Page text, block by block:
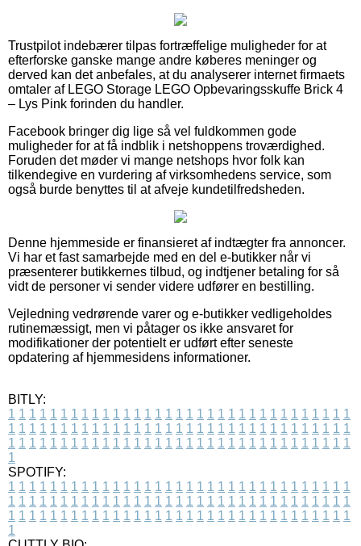
Trustpilot indebærer tilpas fortræffelige muligheder for at
efterforske ganske mange andre køberes meninger og
derved kan det anbefales, at du analyserer internet firmaets
omtaler af LEGO Storage LEGO Opbevaringsskuffe Brick 4
– Lys Pink forinden du handler.
Facebook bringer dig lige så vel fuldkommen gode
muligheder for at få indblik i netshoppens troværdighed.
Foruden det møder vi mange netshops hvor folk kan
tilkendegive en vurdering af virksomhedens service, som
også burde benyttes til at afveje kundetilfredsheden.
Denne hjemmeside er finansieret af indtægter fra annoncer.
Vi har et fast samarbejde med en del e-butikker når vi
præsenterer butikkernes tilbud, og indtjener betaling for så
vidt de personer vi sender videre udfører en bestilling.
Vejledning vedrørende varer og e-butikker vedligeholdes
rutinemæssigt, men vi påtager os ikke ansvaret for
modifikationer der potentielt er udført efter seneste
opdatering af hjemmesidens informationer.
BITLY:
1 1 1 1 1 1 1 1 1 1 1 1 1 1 1 1 1 1 1 1 1 1 1 1 1 1 1 1 1 1 1 1 1
1 1 1 1 1 1 1 1 1 1 1 1 1 1 1 1 1 1 1 1 1 1 1 1 1 1 1 1 1 1 1 1 1
1 1 1 1 1 1 1 1 1 1 1 1 1 1 1 1 1 1 1 1 1 1 1 1 1 1 1 1 1 1 1 1 1
1
SPOTIFY:
1 1 1 1 1 1 1 1 1 1 1 1 1 1 1 1 1 1 1 1 1 1 1 1 1 1 1 1 1 1 1 1 1
1 1 1 1 1 1 1 1 1 1 1 1 1 1 1 1 1 1 1 1 1 1 1 1 1 1 1 1 1 1 1 1 1
1 1 1 1 1 1 1 1 1 1 1 1 1 1 1 1 1 1 1 1 1 1 1 1 1 1 1 1 1 1 1 1 1
1